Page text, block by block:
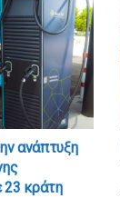
ανάπτυξη
23 κράτη